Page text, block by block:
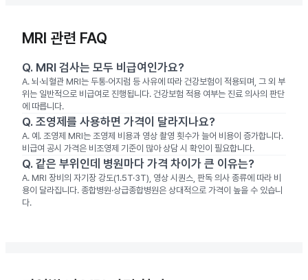
MRI 관련 FAQ
Q. MRI 검사는 모두 비급여인가요?
A. 뇌·뇌혈관 MRI는 두통·어지럼 등 사유에 따라 건강보험이 적용되며, 그 외 부
위는 일반적으로 비급여로 진행됩니다. 건강보험 적용 여부는 진료 의사의 판단
에 따릅니다.
Q. 조영제를 사용하면 가격이 달라지나요?
A. 예. 조영제 MRI는 조영제 비용과 영상 촬영 횟수가 늘어 비용이 증가합니다.
비급여 공시 가격은 비조영제 기준이 많아 상담 시 확인이 필요합니다.
Q. 같은 부위인데 병원마다 가격 차이가 큰 이유는?
A. MRI 장비의 자기장 강도(1.5T·3T), 영상 시퀀스, 판독 의사 종류에 따라 비
용이 달라집니다. 종합병원·상급종합병원은 상대적으로 가격이 높을 수 있습니
다.